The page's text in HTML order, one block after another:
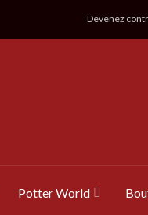
Devenez
Potter World